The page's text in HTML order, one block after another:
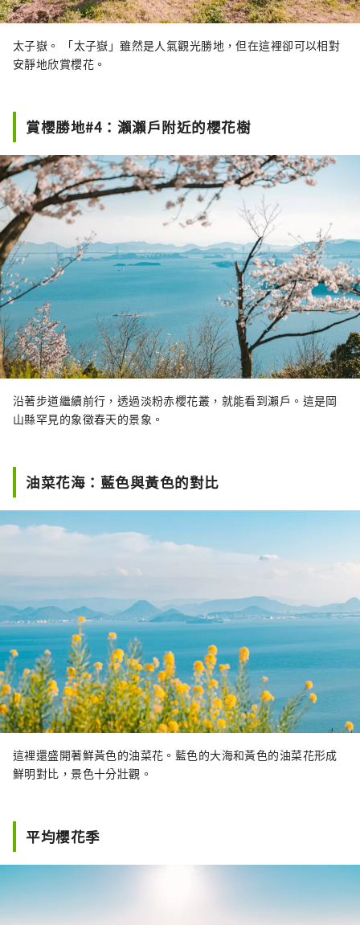
太子嶽。 「太子嶽」雖然是人氣觀光勝地，但在這裡卻可以相對
安靜地欣賞櫻花。
賞櫻勝地#4：瀨瀨戶附近的櫻花樹
沿著步道繼續前行，透過淡粉赤櫻花叢，就能看到瀨戶。這是岡
山縣罕見的象徵春天的景象。
油菜花海：藍色與黃色的對比
這裡還盛開著鮮黃色的油菜花。藍色的大海和黃色的油菜花形成
鮮明對比，景色十分壯觀。
平均櫻花季